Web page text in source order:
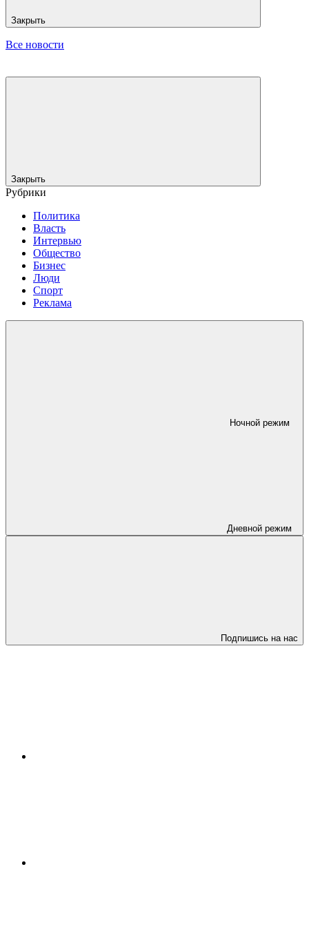
Закрыть
Все новости
Закрыть
Рубрики
Политика
Власть
Интервью
Общество
Бизнес
Люди
Спорт
Реклама
Ночной режим
Дневной режим
Подпишись на нас